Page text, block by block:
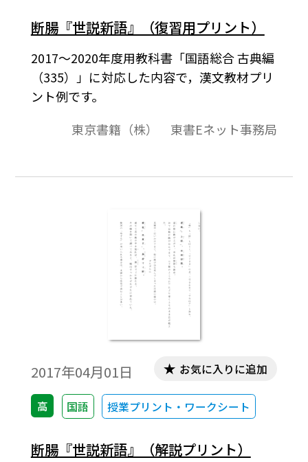
断腸『世説新語』（復習用プリント）
2017～2020年度用教科書「国語総合 古典編
（335）」に対応した内容で，漢文教材プリ
ント例です。
東京書籍（株） 東書Eネット事務局
2017年04月01日
高 国語 授業プリント・ワークシート
お気に入りに追加
断腸『世説新語』（解説プリント）